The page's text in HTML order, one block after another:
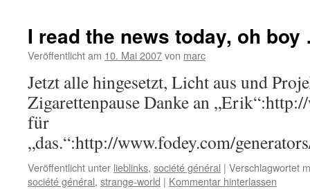
I read the news today, oh
Veröffentlicht am 10. Mai 2007von marc
Jetzt alle hingesetzt, Licht aus und
Zigarettenpause Danke an
für
„das.“:http://www.fodey.com/
Veröffentlicht unter lieblinks, société général | Verschlagwortet
société général, strange-world | Kommentar hinterlassen